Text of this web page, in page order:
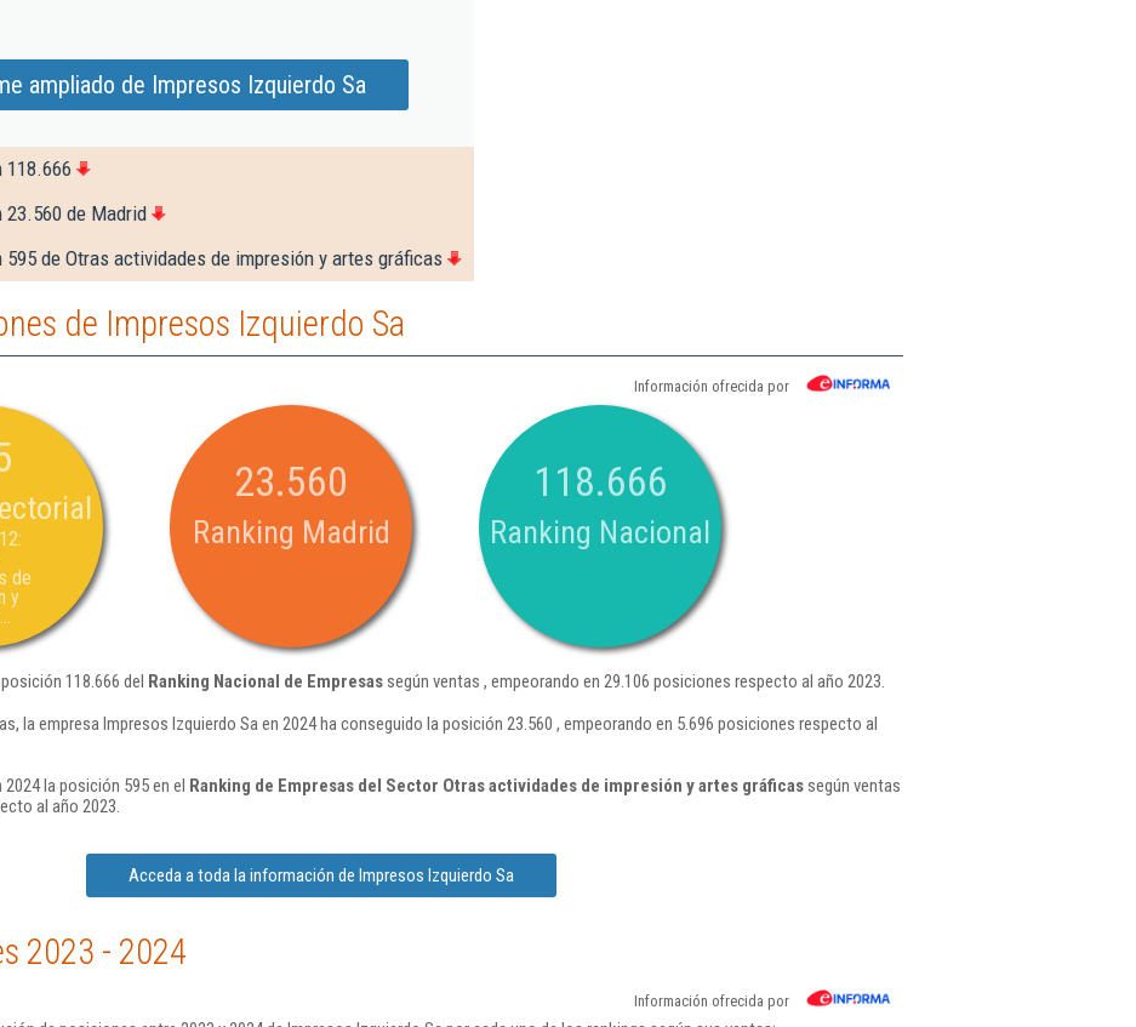
ampliado de Impresos Izquierdo Sa
118.666
23.560 de Madrid
595 de Otras actividades de impresión y artes gráficas
de Impresos Izquierdo Sa
Información ofrecida por
de
y
23.560
Ranking Madrid
118.666
Ranking Nacional
118.666 del Ranking Nacional de Empresassegún ventas , empeorando en 29.106 posiciones respecto al año 2023.
la empresa Impresos Izquierdo Sa en 2024 ha conseguido la posición 23.560 , empeorando en 5.696 posiciones respecto al
la posición 595 en el Ranking de Empresas del Sector Otras actividades de impresión y artes gráficassegún ventas
al año 2023.
Acceda a toda la información de Impresos Izquierdo Sa
2023 - 2024
Información ofrecida por